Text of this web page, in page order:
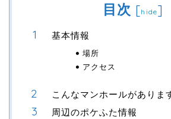
目次 [hide]
基本情報
場所
アクセス
こんなマンホールがありま
周辺のポケふた情報